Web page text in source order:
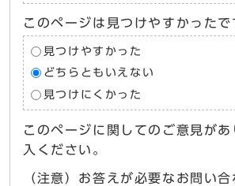
このページは見つけやすかったで
見つけやすかった
どちらともいえない
見つけにくかった
このページに関してのご意見が
入ください。
（注意）お答えが必要なお問い